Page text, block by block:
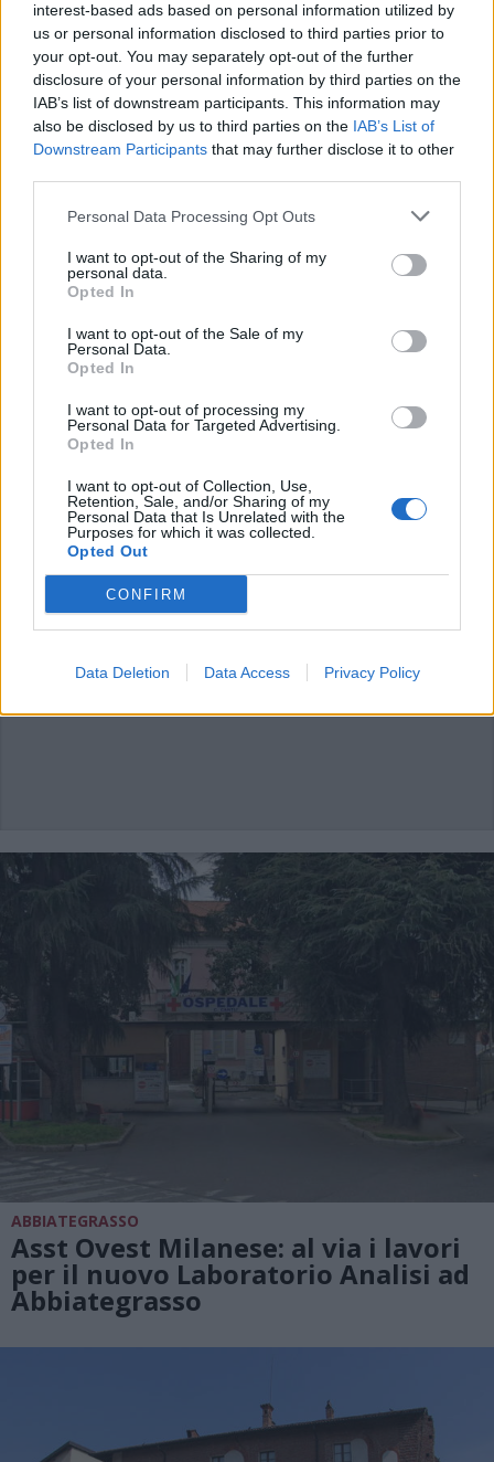
interest-based ads based on personal information utilized by
us or personal information disclosed to third parties prior to
your opt-out. You may separately opt-out of the further
disclosure of your personal information by third parties on the
IAB’s list of downstream participants. This information may
also be disclosed by us to third parties on the IAB’s List of
Downstream Participants that may further disclose it to other
Personal Data Processing Opt Outs
I want to opt-out of the Sharing of my
personal data.
Opted In
I want to opt-out of the Sale of my
Personal Data.
Opted In
I want to opt-out of processing my
Personal Data for Targeted Advertising.
Opted In
I want to opt-out of Collection, Use,
Retention, Sale, and/or Sharing of my
Personal Data that Is Unrelated with the
Purposes for which it was collected.
Opted Out
CONFIRM
Data Deletion Data Access Privacy Policy
ABBIATEGRASSO
Elisabetta Strada (Lombardi Civici
Europeisti): “Chiediamo alla Giunta
un atto politico per valorizzare
l’Ospedale di Abbiategrasso”
ABBIATEGRASSO
Il Palio di Abbiategrasso, domenica
10 ottobre, sarà intitolato a don
Luigi Alberio
ABBIATEGRASSO
Asst Ovest Milanese: al via i lavori
per il nuovo Laboratorio Analisi ad
Abbiategrasso